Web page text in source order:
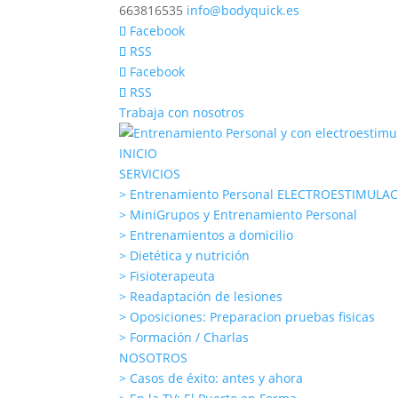
663816535 info@bodyquick.es
Facebook
RSS
Facebook
RSS
Trabaja con nosotros
INICIO
SERVICIOS
> Entrenamiento Personal
> MiniGrupos y Entrenamiento Personal
> Entrenamientos a domicilio
> Dietética y nutrición
> Fisioterapeuta
> Readaptación de lesiones
> Oposiciones: Preparacion pruebas fisicas
> Formación / Charlas
NOSOTROS
> Casos de éxito: antes y ahora